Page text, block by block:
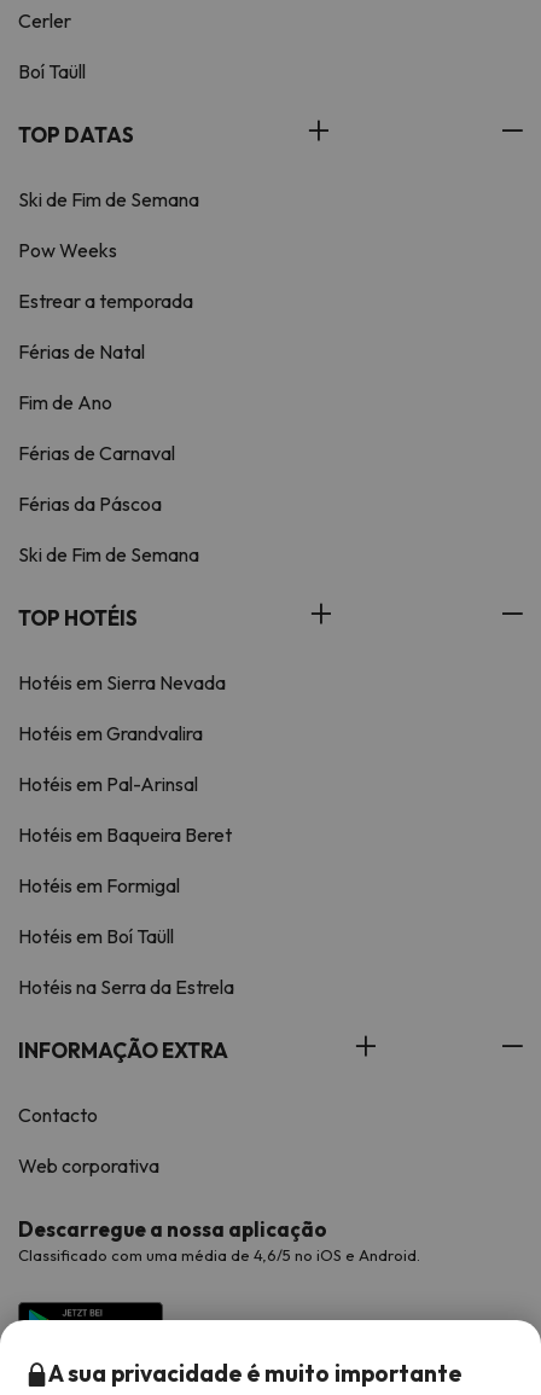
Cerler
Boí Taüll
TOP DATAS
Ski de Fim de Semana
Pow Weeks
Estrear a temporada
Férias de Natal
Fim de Ano
Férias de Carnaval
Férias da Páscoa
Ski de Fim de Semana
TOP HOTÉIS
Hotéis em Sierra Nevada
Hotéis em Grandvalira
Hotéis em Pal-Arinsal
Hotéis em Baqueira Beret
Hotéis em Formigal
Hotéis em Boí Taüll
Hotéis na Serra da Estrela
INFORMAÇÃO EXTRA
Contacto
Web corporativa
Descarregue a nossa aplicação
Classificado com uma média de 4,6/5 no iOS e Android.
A sua privacidade é muito importante